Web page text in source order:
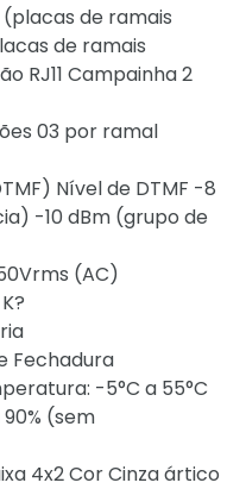
de ramais
de ramais
RJ11 Campainha 2
03 por ramal
Nível de DTMF -8
-10 dBm (grupo de
(AC)
Fechadura
-5°C a 55°C
(sem
4x2 Cor Cinza ártico